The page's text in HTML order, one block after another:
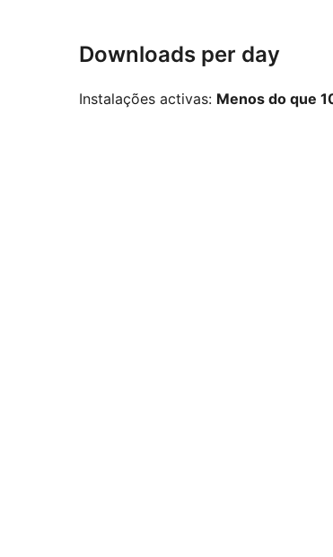
Downloads per day
Instalações activas: Menos do que